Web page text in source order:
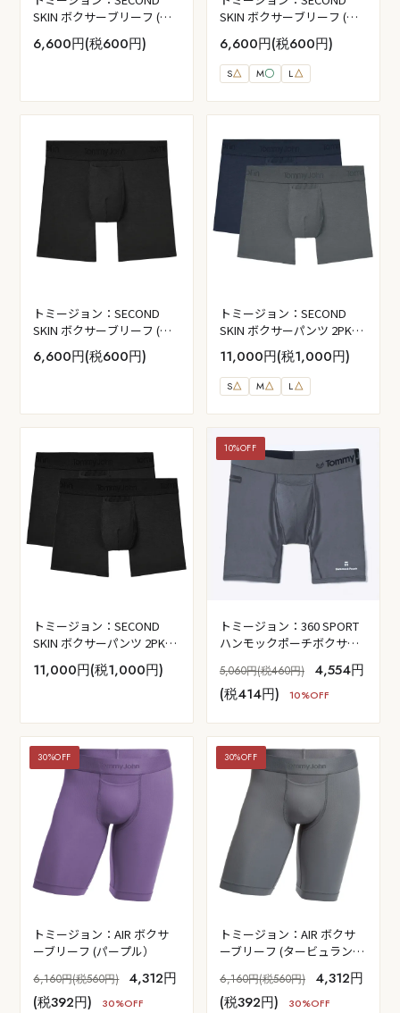
SKIN ボクサーブリーフ (タ
ービュランス)
6,600円(税600円)
SKIN ボクサーブリーフ (ド
レスブルー)
6,600円(税600円)
S△ M〇 L△
トミージョン：SECOND
SKIN ボクサーブリーフ (ブ
6,600円(税600円)
トミージョン：SECOND
SKIN ボクサーパンツ 2PK
(ドレスブルー/タービュラ
ンス)
11,000円(税1,000円)
S△ M△ L△
トミージョン：SECOND
SKIN ボクサーパンツ 2PK
(ブラック)
11,000円(税1,000円)
10%OFF
トミージョン：360 SPORT
ハンモックポーチボクサー
ブリーフ (タービュランス)
5,060円(税460円)
4,554円
(税414円)
10%OFF
30%OFF
トミージョン：AIR ボクサ
ーブリーフ (パープル）
6,160円(税560円)
4,312円
(税392円)
30%OFF
30%OFF
トミージョン：AIR ボクサ
ーブリーフ (タービュラン
6,160円(税560円)
4,312円
(税392円)
30%OFF